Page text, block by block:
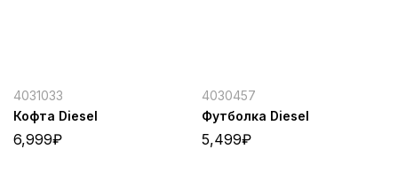
4031033
Кофта Diesel
6,999₽
4030457
Футболка Diesel
5,499₽